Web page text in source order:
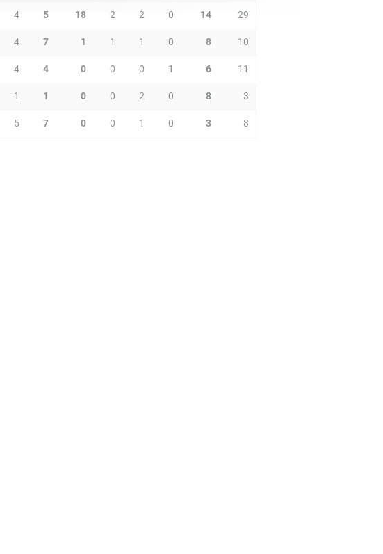
4 5 18 2 2 0 14 29
4 7 1 1 1 0 8 10
4 4 0 0 0 1 6 11
1 1 0 0 2 0 8 3
5 7 0 0 1 0 3 8